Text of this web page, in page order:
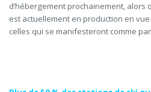
d’hébergement prochainement, alors
est actuellement en production en
celles qui se manifesteront comme